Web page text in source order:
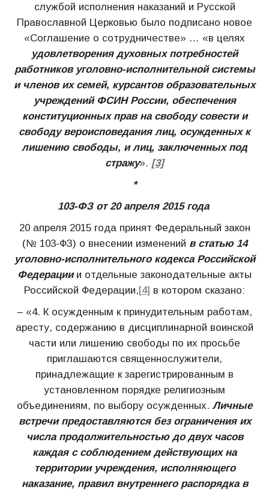
службой исполнения наказаний и Русской
Православной Церковью было подписано новое
«Соглашение о сотрудничестве» … «в целях
удовлетворения духовных потребностей
работников уголовно-исполнительной системы
и членов их семей, курсантов образовательных
учреждений ФСИН России, обеспечения
конституционных прав на свободу совести и
свободу вероисповедания лиц, осужденных к
лишению свободы, и лиц, заключенных под
стражу». [3]
*
103-ФЗ от 20 апреля 2015 года
20 апреля 2015 года принят Федеральный закон
(№ 103-ФЗ) о внесении изменений в статью 14
уголовно-исполнительного кодекса Российской
Федерации и отдельные законодательные акты
Российской Федерации,[4] в котором сказано:
– «4. К осужденным к принудительным работам,
аресту, содержанию в дисциплинарной воинской
части или лишению свободы по их просьбе
приглашаются священнослужители,
принадлежащие к зарегистрированным в
установленном порядке религиозным
объединениям, по выбору осужденных. Личные
встречи предоставляются без ограничения их
числа продолжительностью до двух часов
каждая с соблюдением действующих на
территории учреждения, исполняющего
наказание, правил внутреннего распорядка в